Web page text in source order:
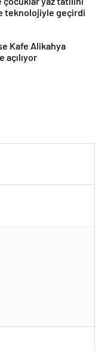
teknolojiyle geçirdi
Kafe Alikahya
açılıyor